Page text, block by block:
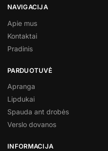
NAVIGACIJA
Apie mus
Kontaktai
Pradinis
PARDUOTUVĖ
Apranga
Lipdukai
Spauda ant drobės
Verslo dovanos
INFORMACIJA